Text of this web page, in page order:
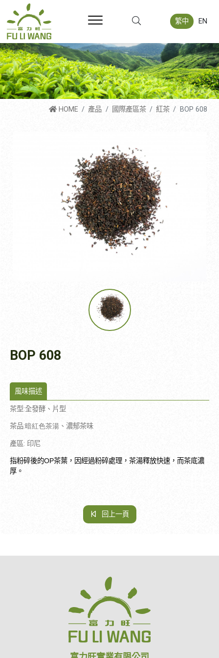
繁中 EN
HOME 產品 國際產區茶 紅茶 BOP 608
BOP 608
風味描述
茶型:全發酵、片型
茶品:暗紅色茶湯 、濃郁茶味
產區: 印尼
指粉碎後的OP茶葉，因經過粉碎處理，茶湯釋放快速，而茶底濃
厚。
回上一頁